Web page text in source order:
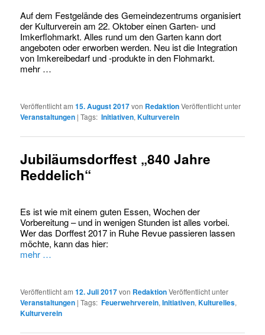
Auf dem Festgelände des Gemeindezentrums organisiert
der Kulturverein am 22. Oktober einen Garten- und
Imkerflohmarkt. Alles rund um den Garten kann dort
angeboten oder erworben werden. Neu ist die Integration
von Imkereibedarf und -produkte in den Flohmarkt.
mehr …
Veröffentlicht am15. August 2017von RedaktionVeröffentlicht unter
Veranstaltungen |Tags: Initiativen,Kulturverein
Jubiläumsdorffest „840 Jahre
Reddelich“
Es ist wie mit einem guten Essen, Wochen der
Vorbereitung – und in wenigen Stunden ist alles vorbei.
Wer das Dorffest 2017 in Ruhe Revue passieren lassen
möchte, kann das hier:
mehr …
Veröffentlicht am12. Juli 2017von RedaktionVeröffentlicht unter
Veranstaltungen |Tags: Feuerwehrverein,Initiativen,Kulturelles,
Kulturverein